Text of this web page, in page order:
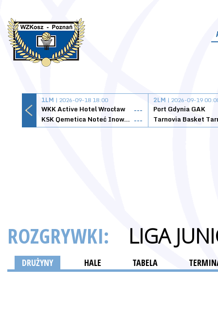
1LM | 2026-09-18 18:00
WKK Active Hotel Wrocław
---
KSK Qemetica Noteć Inowrocław ---
2LM | 2026-09-19
Port Gdynia GAK
ROZGRYWKI: LIGA
DRUŻYNY HALE TABELA